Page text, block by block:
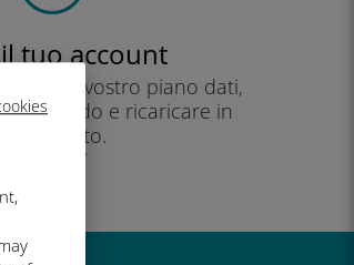
tuo account
il vostro piano dati,
saldo e ricaricare in
movimento.
Godere!